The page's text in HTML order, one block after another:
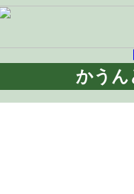
かうん